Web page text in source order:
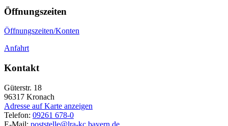
Öffnungszeiten
Öffnungszeiten/Konten
Anfahrt
Kontakt
Güterstr. 18
96317 Kronach
Adresse auf Karte anzeigen
Telefon: 09261 678-0
E-Mail: poststelle@lra-kc.bayern.de